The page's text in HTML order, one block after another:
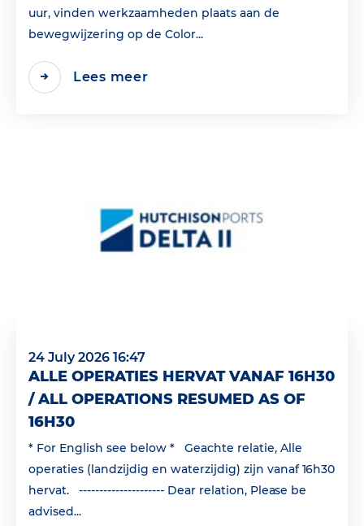
uur, vinden werkzaamheden plaats aan de
bewegwijzering op de Color...
Lees meer
24 July 2026 16:47
ALLE OPERATIES HERVAT VANAF 16H30
/ ALL OPERATIONS RESUMED AS OF
16H30
* For English see below * Geachte relatie, Alle
operaties (landzijdig en waterzijdig) zijn vanaf 16h30
hervat. --------------------- Dear relation, Please be
advised...